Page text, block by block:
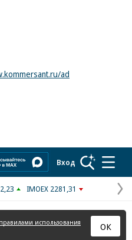
ad
Вход
IMOEX 2281,31
правилами использования
ОК